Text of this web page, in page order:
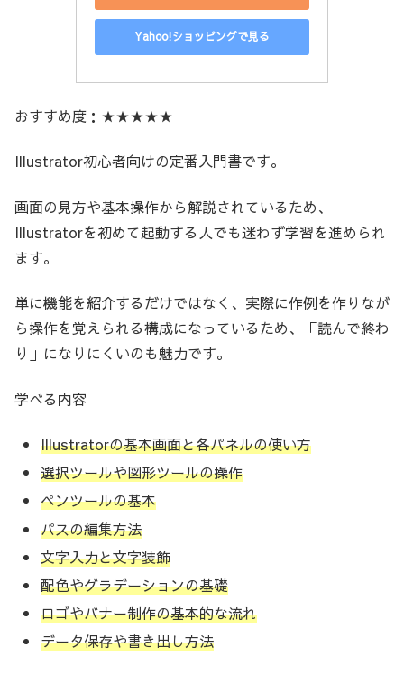
Yahoo!ショッピングで見る
おすすめ度：★★★★★
Illustrator初心者向けの定番入門書です。
画面の見方や基本操作から解説されているため、
Illustratorを初めて起動する人でも迷わず学習を進められ
ます。
単に機能を紹介するだけではなく、実際に作例を作りなが
ら操作を覚えられる構成になっているため、「読んで終わ
り」になりにくいのも魅力です。
学べる内容
Illustratorの基本画面と各パネルの使い方
選択ツールや図形ツールの操作
ペンツールの基本
パスの編集方法
文字入力と文字装飾
配色やグラデーションの基礎
ロゴやバナー制作の基本的な流れ
データ保存や書き出し方法